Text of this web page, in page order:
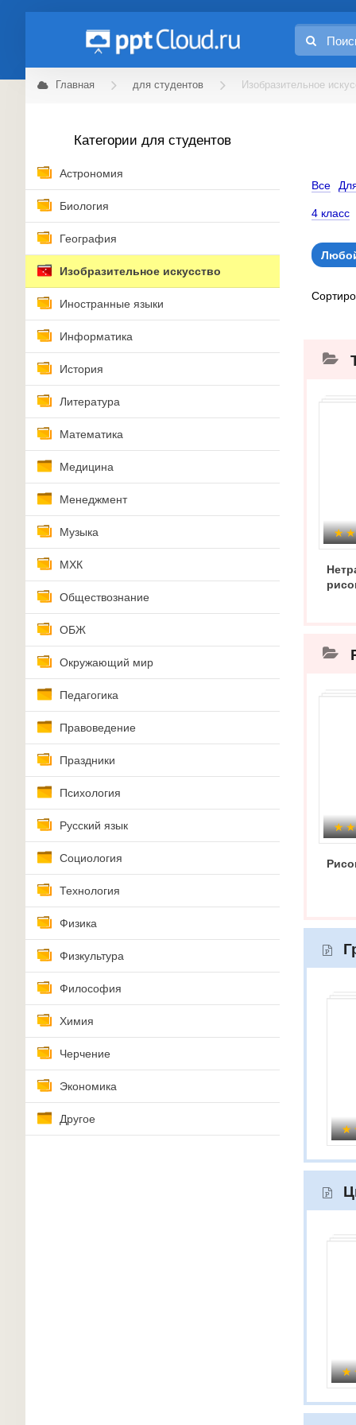
Главная для студентов Изобразительное
Категории для студентов
Астрономия
Биология
География
Изобразительное искусство
Иностранные языки
Информатика
История
Литература
Математика
Медицина
Менеджмент
Музыка
МХК
Обществознание
ОБЖ
Окружающий мир
Педагогика
Правоведение
Праздники
Психология
Русский язык
Социология
Технология
Физика
Физкультура
Философия
Химия
Черчение
Экономика
Другое
Все
4 класс